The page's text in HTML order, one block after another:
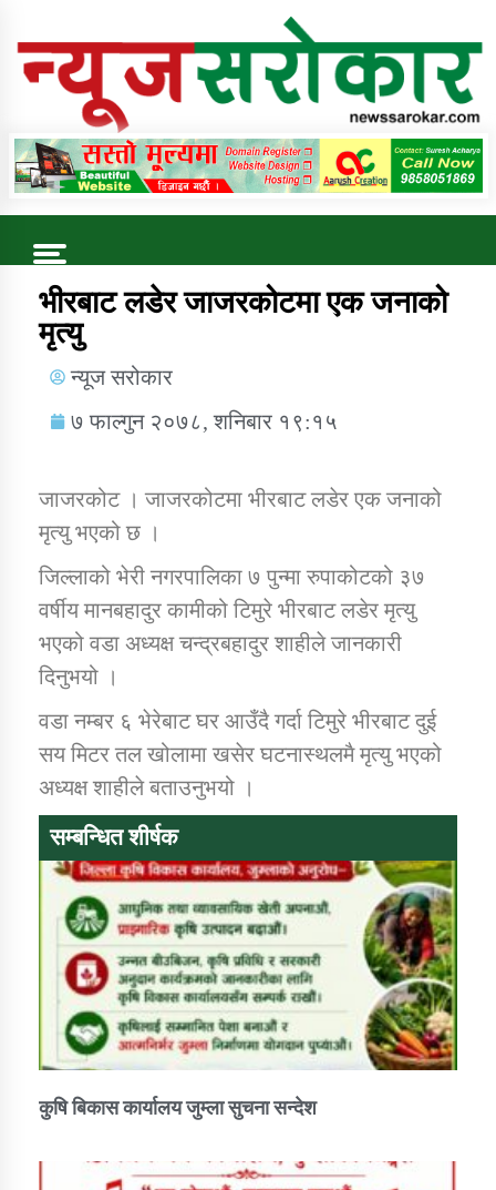
Online News Portal
Trending Now
कुषि बिकास कार्यालय जुम्ला सुचना सन्देश
डिभिजन कार्यालय जुम्लाको सुचना सन्देश
सामाजिक बिकास कार्यालय जुम्लाकाे सुचना
कार्यक्रम कार्यान्वयन एकाई जुम्लाको सुचना
भीरबाट लडेर जाजरकोटमा एक जनाको
मृत्यु
न्यूज सरोकार
७ फाल्गुन २०७८, शनिबार १९:१५
जाजरकोट । जाजरकोटमा भीरबाट लडेर एक जनाको
मृत्यु भएको छ ।
जिल्लाको भेरी नगरपालिका ७ पुन्मा रुपाकोटको ३७
वर्षीय मानबहादुर कामीको टिमुरे भीरबाट लडेर मृत्यु
भएको वडा अध्यक्ष चन्द्रबहादुर शाहीले जानकारी
दिनुभयो ।
वडा नम्बर ६ भेरेबाट घर आउँदै गर्दा टिमुरे भीरबाट दुई
सय मिटर तल खोलामा खसेर घटनास्थलमै मृत्यु भएको
अध्यक्ष शाहीले बताउनुभयो ।
सम्बन्धित शीर्षक
कुषि बिकास कार्यालय जुम्ला सुचना सन्देश